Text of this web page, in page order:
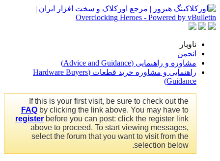
ناوبار
انجمن
مشاوره و راهنمایی (Advice and Guidance)
راهنمایی و مشاوره خرید قطعات (Hardware Buyers
Guidance)
If this is your first visit, be sure to check out the
FAQ by clicking the link above. You may have to
register before you can post: click the register link
above to proceed. To start viewing messages,
select the forum that you want to visit from the
selection below.